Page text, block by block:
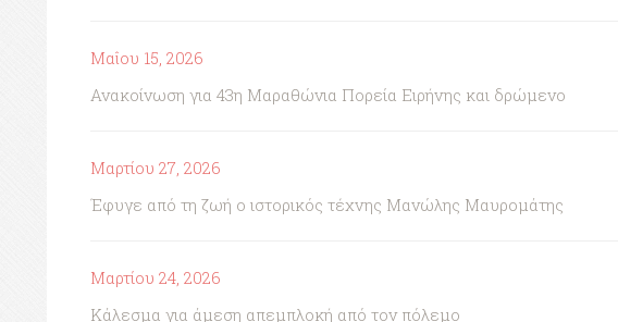
Μαΐου 15, 2026
Ανακοίνωση για 43η Μαραθώνια Πορεία Ειρήνης και δρώμενο
Μαρτίου 27, 2026
Έφυγε από τη ζωή ο ιστορικός τέχνης Μανώλης Μαυρομάτης
Μαρτίου 24, 2026
Κάλεσμα για άμεση απεμπλοκή από τον πόλεμο